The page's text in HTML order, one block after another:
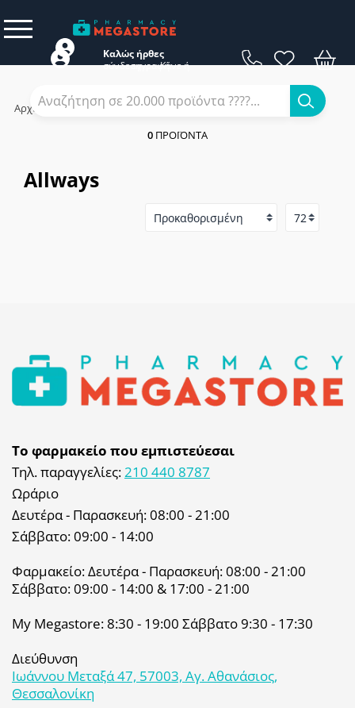
Καλώς ήρθες
Κάνε
σύνδεση ή
εγγραφή
Αρχική / Εταιρίες
Allways
0 ΠΡΟΪΌΝΤΑ
Allways
Το φαρμακείο που εμπιστεύεσαι
Τηλ. παραγγελίες:210 440 8787
Ωράριο
Δευτέρα - Παρασκευή: 08:00 - 21:00
Σάββατο: 09:00 - 14:00
Φαρμακείο: Δευτέρα - Παρασκευή: 08:00 - 21:00
Σάββατο: 09:00 - 14:00 & 17:00 - 21:00
My Megastore: 8:30 - 19:00 Σάββατο 9:30 - 17:30
Διεύθυνση
Ιωάννου Μεταξά 47, 57003, Αγ. Αθανάσιος,
Θεσσαλονίκη